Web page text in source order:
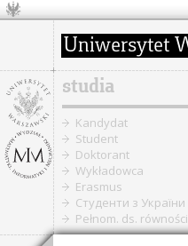
studia
Kandydat
Student
Doktorant
Wykładowca
Erasmus
Cтуденти з України
Pełnom. ds. równości